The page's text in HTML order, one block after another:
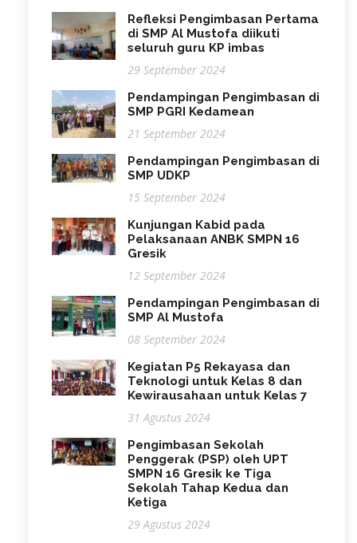
Refleksi Pengimbasan Pertama
di SMP Al Mustofa diikuti
seluruh guru KP imbas
29 September 2024
Pendampingan Pengimbasan di
SMP PGRI Kedamean
21 September 2024
Pendampingan Pengimbasan di
SMP UDKP
15 September 2024
Kunjungan Kabid pada
Pelaksanaan ANBK SMPN 16
Gresik
12 September 2024
Pendampingan Pengimbasan di
SMP Al Mustofa
08 September 2024
Kegiatan P5 Rekayasa dan
Teknologi untuk Kelas 8 dan
Kewirausahaan untuk Kelas 7
31 Agustus 2024
Pengimbasan Sekolah
Penggerak (PSP) oleh UPT
SMPN 16 Gresik ke Tiga
Sekolah Tahap Kedua dan
Ketiga
29 Agustus 2024